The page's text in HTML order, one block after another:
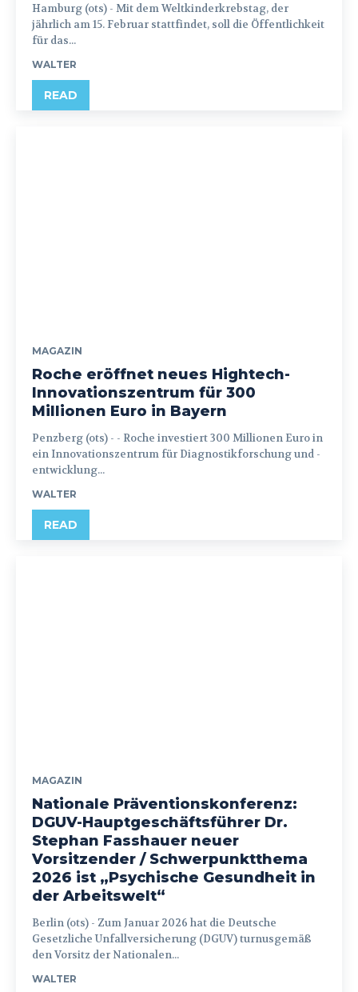
Hamburg (ots) - Mit dem Weltkinderkrebstag, der
jährlich am 15. Februar stattfindet, soll die Öffentlichkeit
für das...
WALTER
READ
MAGAZIN
Roche eröffnet neues Hightech-
Innovationszentrum für 300
Millionen Euro in Bayern
Penzberg (ots) - - Roche investiert 300 Millionen Euro in
ein Innovationszentrum für Diagnostikforschung und -
entwicklung...
WALTER
READ
MAGAZIN
Nationale Präventionskonferenz:
DGUV-Hauptgeschäftsführer Dr.
Stephan Fasshauer neuer
Vorsitzender / Schwerpunktthema
2026 ist „Psychische Gesundheit in
der Arbeitswelt“
Berlin (ots) - Zum Januar 2026 hat die Deutsche
Gesetzliche Unfallversicherung (DGUV) turnusgemäß
den Vorsitz der Nationalen...
WALTER